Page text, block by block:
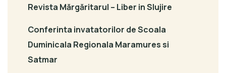
Revista Mărgăritarul – Liber in Slujire
Conferinta invatatorilor de Scoala
Duminicala Regionala Maramures si
Satmar